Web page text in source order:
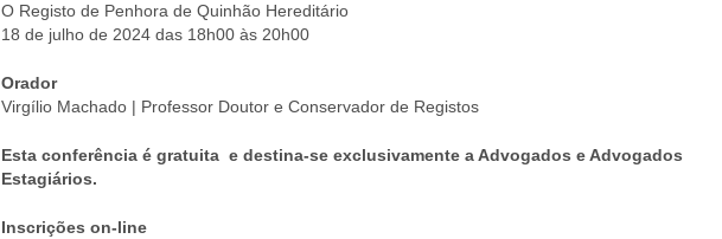
O Registo de Penhora de Quinhão Hereditário
18 de julho de 2024 das 18h00 às 20h00
Orador
Virgílio Machado | Professor Doutor e Conservador de Registos
Esta conferência é gratuita e destina-se exclusivamente a Advogados e Advogados
Estagiários.
Inscrições on-line